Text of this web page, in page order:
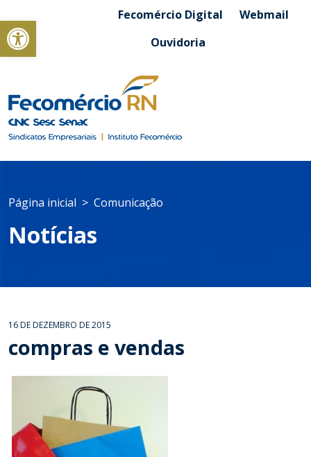
Abrir a barra de ferramentasFecomércio Digital
Webmail
Ouvidoria
Página inicial Comunicação
Notícias
16 DE DEZEMBRO DE 2015
compras e vendas